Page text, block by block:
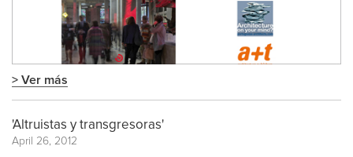
> Ver más
'Altruistas y transgresoras'
April 26, 2012